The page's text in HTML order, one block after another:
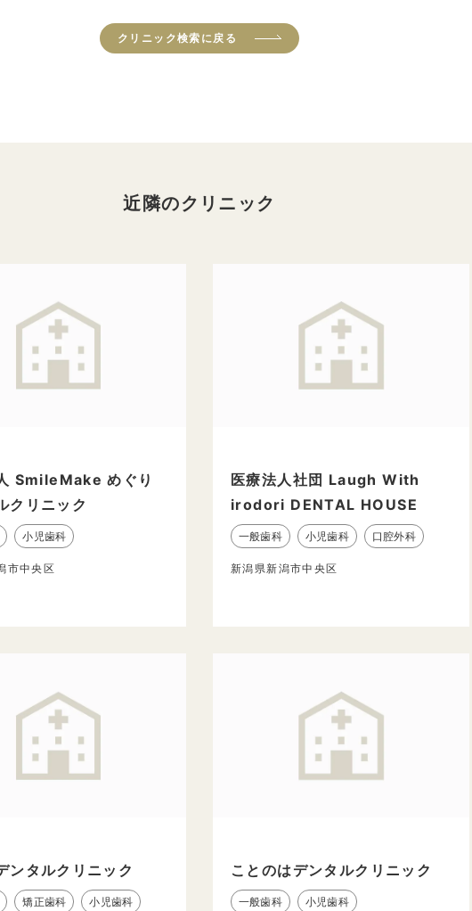
クリニック検索に戻る
近隣のクリニック
SmileMake めぐり
クリニック
小児歯科
市中央区
医療法人社団 Laugh With
irodori DENTAL HOUSE
一般歯科 小児歯科 口腔外科
新潟県新潟市中央区
ンタルクリニック
矯正歯科 小児歯科
ことのはデンタルクリニック
一般歯科 小児歯科